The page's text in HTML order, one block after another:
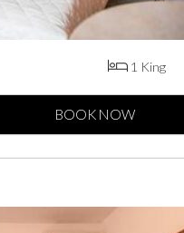
1 King
BOOK NOW